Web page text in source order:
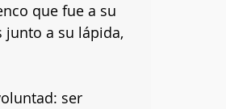
que fue a su
junto a su lápida,
ser